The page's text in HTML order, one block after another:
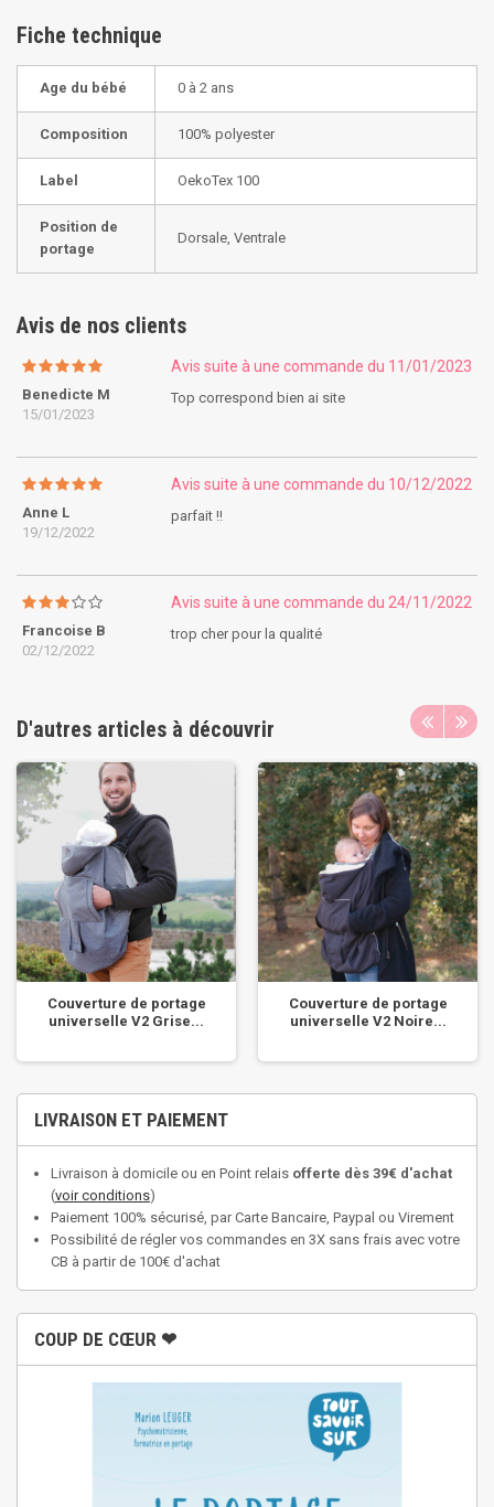
Fiche technique
Age du bébé 0 à 2 ans
Composition 100% polyester
Label OekoTex 100
Position de
portage
Dorsale, Ventrale
Avis de nos clients
Benedicte M
15/01/2023
Avis suite à une commande du 11/01/2023
Top correspond bien ai site
Anne L
19/12/2022
Avis suite à une commande du 10/12/2022
parfait !!
Francoise B
02/12/2022
Avis suite à une commande du 24/11/2022
trop cher pour la qualité
D'autres articles à découvrir
Couverture de portage
universelle V2 Grise...
Couverture de portage
universelle V2 Noire...
LIVRAISON ET PAIEMENT
Livraison à domicile ou en Point relais offerte dès 39€ d'achat
(voir conditions)
Paiement 100% sécurisé, par Carte Bancaire, Paypal ou Virement
Possibilité de régler vos commandes en 3X sans frais avec votre
CB à partir de 100€ d'achat
COUP DE CŒUR ❤